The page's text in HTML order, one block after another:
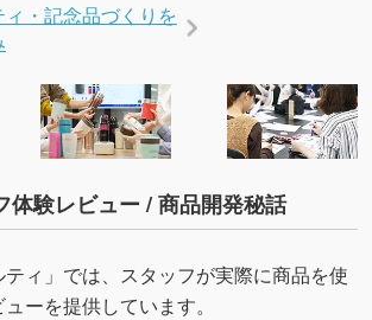
・記念品づくりを
体験レビュー / 商品開発秘話
ティ」では、スタッフが実際に商品を使
ーを提供しています。